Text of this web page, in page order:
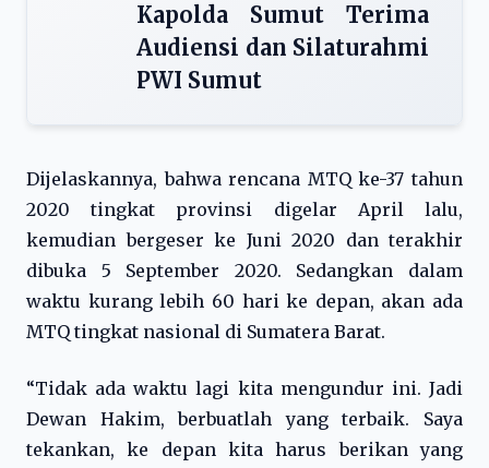
Kapolda Sumut Terima
Audiensi dan Silaturahmi
PWI Sumut
Dijelaskannya, bahwa rencana MTQ ke-37 tahun
2020 tingkat provinsi digelar April lalu,
kemudian bergeser ke Juni 2020 dan terakhir
dibuka 5 September 2020. Sedangkan dalam
waktu kurang lebih 60 hari ke depan, akan ada
MTQ tingkat nasional di Sumatera Barat.
“Tidak ada waktu lagi kita mengundur ini. Jadi
Dewan Hakim, berbuatlah yang terbaik. Saya
tekankan, ke depan kita harus berikan yang